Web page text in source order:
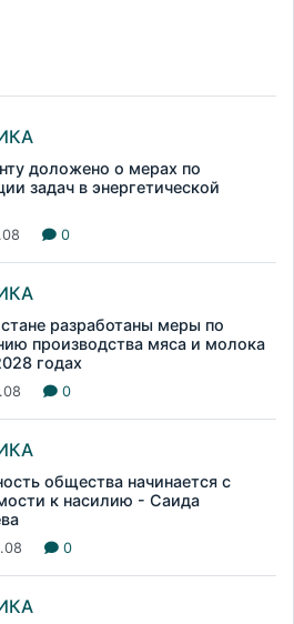
доложено о мерах по
задач в энергетической
0
разработаны меры по
производства мяса и молока
годах
0
общества начинается с
к насилию - Саида
0